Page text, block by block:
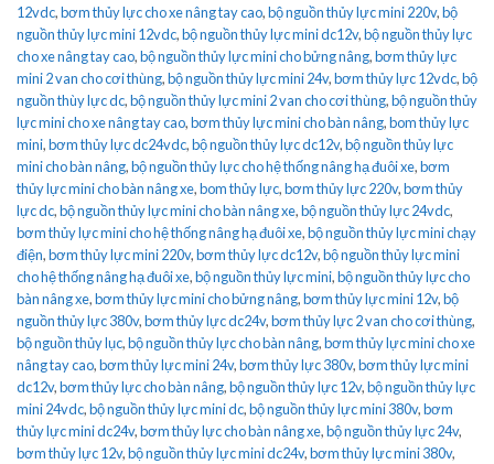
12vdc,bơm thủy lực cho xe nâng tay cao,bộ nguồn thủy lực mini 220v,bộ
nguồn thủy lực mini 12vdc,bộ nguồn thủy lực mini dc12v,bộ nguồn thủy lực
cho xe nâng tay cao,bộ nguồn thủy lực mini cho bửng nâng,bơm thủy lực
mini 2 van cho cơi thùng,bộ nguồn thủy lực mini 24v,bơm thủy lực 12vdc,bộ
nguồn thùy lực dc,bộ nguồn thủy lực mini 2 van cho cơi thùng,bộ nguồn thủy
lực mini cho xe nâng tay cao,bơm thủy lực mini cho bàn nâng,bom thủy lực
mini,bơm thủy lực dc24vdc,bộ nguồn thủy lực dc12v,bộ nguồn thủy lực
mini cho bàn nâng,bộ nguồn thủy lực cho hệ thống nâng hạ đuôi xe,bơm
thủy lực mini cho bàn nâng xe,bom thủy lực,bơm thủy lực 220v,bơm thủy
lực dc,bộ nguồn thủy lực mini cho bàn nâng xe,bộ nguồn thủy lực 24vdc,
bơm thủy lực mini cho hệ thống nâng hạ đuôi xe,bộ nguồn thủy lực mini chạy
điện,bơm thủy lực mini 220v,bơm thủy lực dc12v,bộ nguồn thủy lực mini
cho hệ thống nâng hạ đuôi xe,bộ nguồn thủy lực mini,bộ nguồn thủy lực cho
bàn nâng xe,bơm thủy lực mini cho bửng nâng,bơm thủy lực mini 12v,bộ
nguồn thủy lực 380v,bơm thủy lực dc24v,bơm thủy lực 2 van cho cơi thùng,
bộ nguồn thủy lục,bộ nguồn thủy lực cho bàn nâng,bơm thủy lực mini cho xe
nâng tay cao,bơm thủy lực mini 24v,bơm thủy lực 380v,bơm thủy lực mini
dc12v,bơm thủy lực cho bàn nâng,bộ nguồn thủy lực 12v,bộ nguồn thủy lực
mini 24vdc,bộ nguồn thủy lực mini dc,bộ nguồn thủy lực mini 380v,bơm
thủy lực mini dc24v,bơm thủy lực cho bàn nâng xe,bộ nguồn thủy lực 24v,
bơm thủy lực 12v,bộ nguồn thủy lực mini dc24v,bơm thủy lực mini 380v,